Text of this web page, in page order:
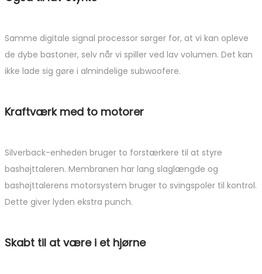
Samme digitale signal processor sørger for, at vi kan opleve
de dybe bastoner, selv når vi spiller ved lav volumen. Det kan
ikke lade sig gøre i almindelige subwoofere.
Kraftværk med to motorer
Silverback-enheden bruger to forstærkere til at styre
bashøjttaleren. Membranen har lang slaglængde og
bashøjttalerens motorsystem bruger to svingspoler til kontrol.
Dette giver lyden ekstra punch.
Skabt til at være i et hjørne